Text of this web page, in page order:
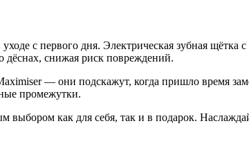
с первого дня. Электрическая зубная
дёснах, снижая риск повреждений.
— они подскажут, когда пришло время
промежутки.
как для себя, так и в подарок.